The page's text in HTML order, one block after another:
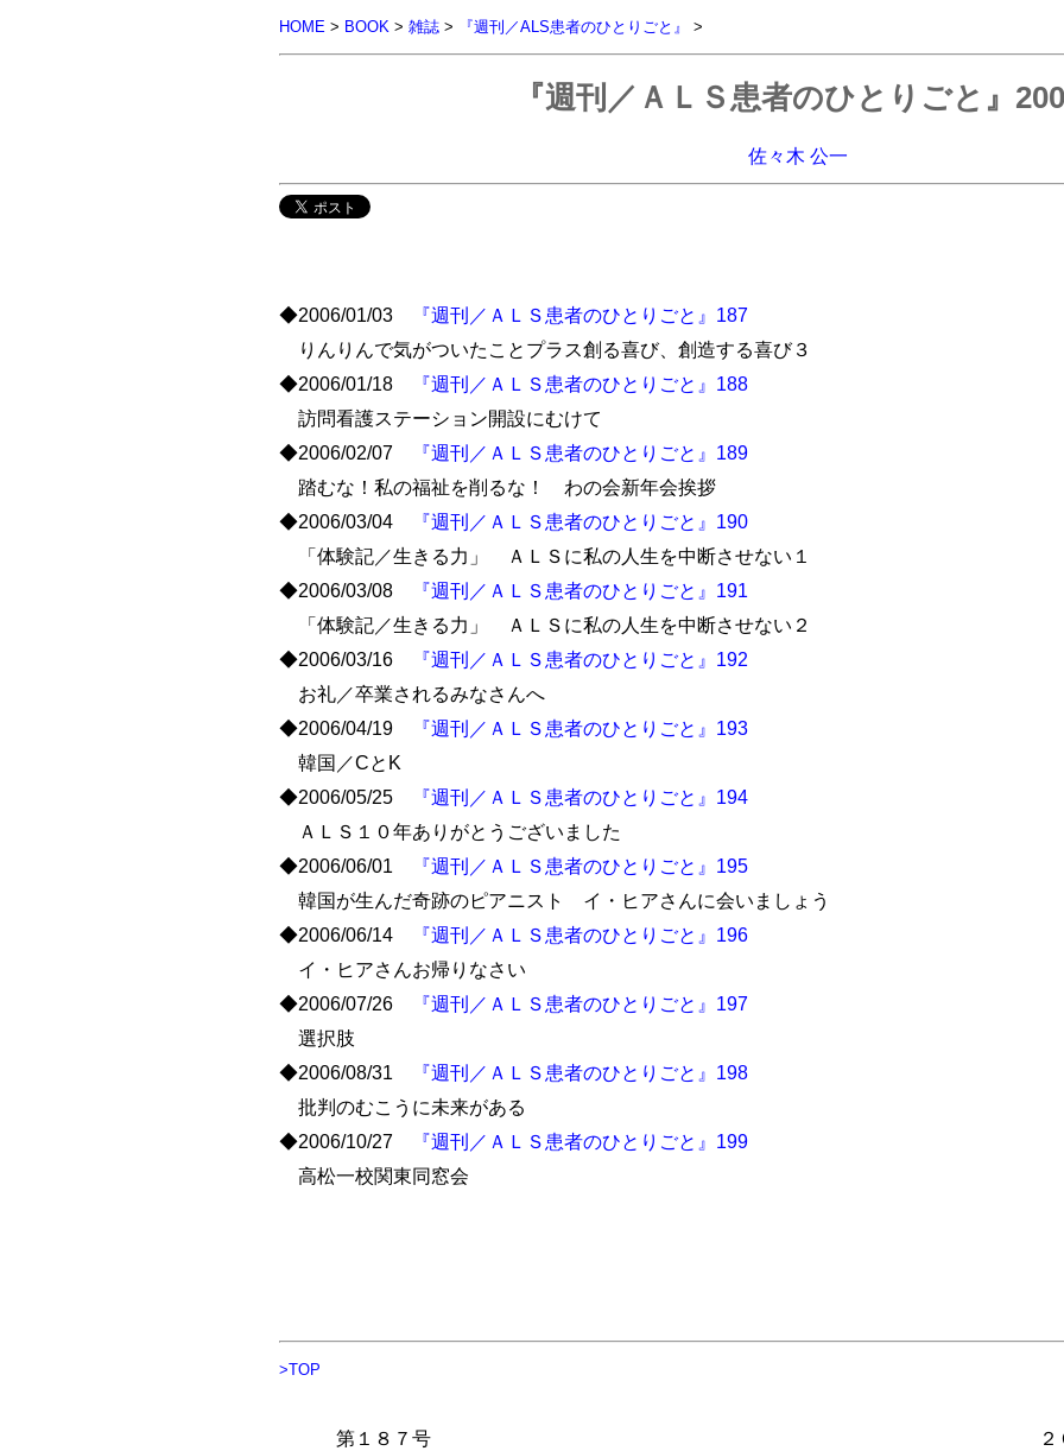
HOME> BOOK> 雑誌> 『週刊／ALS患者のひとりごと』 >
『週刊／ＡＬＳ患者のひとりごと』
佐々木 公一
◆2006/01/03
『週刊／ＡＬＳ患者のひとりごと』187
りんりんで気がついたことプラス創る喜び、創造する喜び３
◆2006/01/18
『週刊／ＡＬＳ患者のひとりごと』188
訪問看護ステーション開設にむけて
◆2006/02/07
『週刊／ＡＬＳ患者のひとりごと』189
踏むな！私の福祉を削るな！ わの会新年会挨拶
◆2006/03/04
『週刊／ＡＬＳ患者のひとりごと』190
「体験記／生きる力」 ＡＬＳに私の人生を中断させない１
◆2006/03/08
『週刊／ＡＬＳ患者のひとりごと』191
「体験記／生きる力」 ＡＬＳに私の人生を中断させない２
◆2006/03/16
『週刊／ＡＬＳ患者のひとりごと』192
お礼／卒業されるみなさんへ
◆2006/04/19
『週刊／ＡＬＳ患者のひとりごと』193
韓国／CとK
◆2006/05/25
『週刊／ＡＬＳ患者のひとりごと』194
ＡＬＳ１０年ありがとうございました
◆2006/06/01
『週刊／ＡＬＳ患者のひとりごと』195
韓国が生んだ奇跡のピアニスト イ・ヒアさんに会いましょう
◆2006/06/14
『週刊／ＡＬＳ患者のひとりごと』196
イ・ヒアさんお帰りなさい
◆2006/07/26
『週刊／ＡＬＳ患者のひとりごと』197
選択肢
◆2006/08/31
『週刊／ＡＬＳ患者のひとりごと』198
批判のむこうに未来がある
◆2006/10/27
『週刊／ＡＬＳ患者のひとりごと』199
高松一校関東同窓会
>TOP
第１８７号 ２００６年１